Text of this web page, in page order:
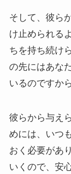
そして、彼ら
け止められる
ちを持ち続け
の先にはあな
いるのですから
彼らから与え
めには、いつ
おく必要があ
いくので、安